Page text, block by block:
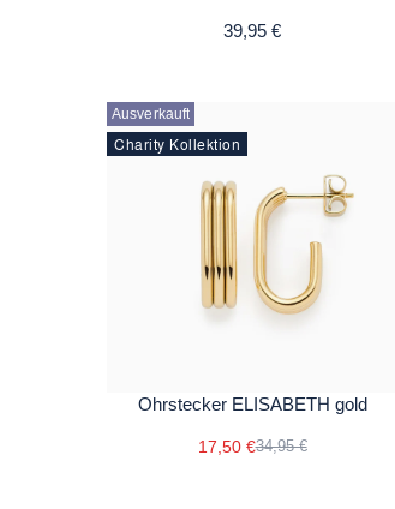
39,95 €
Ausverkauft
Charity Kollektion
Ohrstecker ELISABETH gold
17,50 €34,95 €